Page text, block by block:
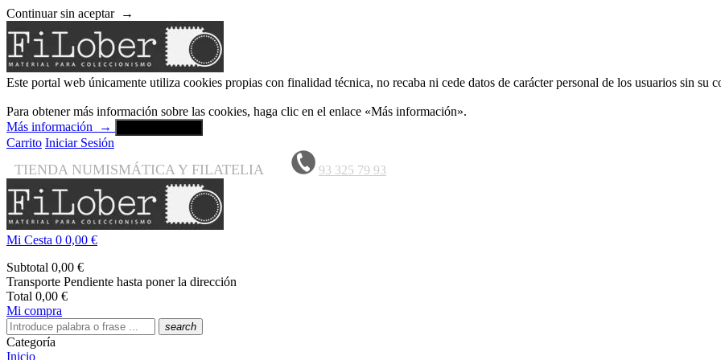
Continuar sin aceptar →
Este portal web únicamente utiliza cookies propias con finalidad técnica, no recaba ni cede datos de carácter personal de los usuarios sin su
Para obtener más información sobre las cookies, haga clic en el enlace «Más información».
Más información
→
Carrito Iniciar Sesión
TIENDA NUMISMÁTICA Y FILATELIA 93 325 79 93
Mi Cesta 0 0,00 €
Subtotal 0,00 €
Transporte Pendiente hasta poner la dirección
Total 0,00 €
Mi compra
search
Categoría
Inicio